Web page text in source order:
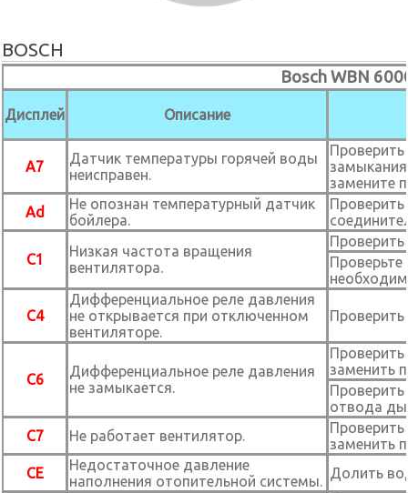
BOSCH
Bosch WBN
Дисплей Описание
A7
Датчик температуры горячей воды
неисправен.
замените
Ad
Не опознан температурный датчик
бойлера.
C1
Низкая частота вращения
вентилятора.
Проверить
C4
Дифференциальное реле давления
не открывается при отключенном
вентиляторе.
C6
Дифференциальное реле давления
не замыкается.
заменить
отвода
C7
Не работает вентилятор.
заменить
CE
Недостаточное давление
наполнения отопительной системы. Долить